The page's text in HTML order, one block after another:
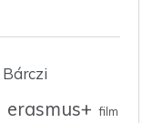
Bárczi
erasmus+ film